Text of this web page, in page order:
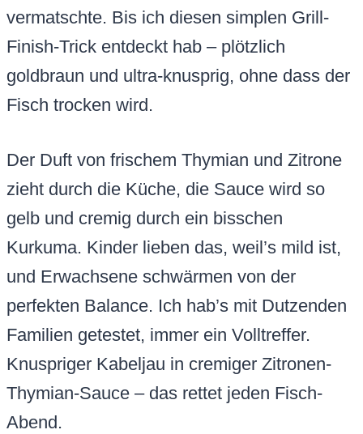
vermatschte. Bis ich diesen simplen Grill-
Finish-Trick entdeckt hab – plötzlich
goldbraun und ultra-knusprig, ohne dass der
Fisch trocken wird.
Der Duft von frischem Thymian und Zitrone
zieht durch die Küche, die Sauce wird so
gelb und cremig durch ein bisschen
Kurkuma. Kinder lieben das, weil’s mild ist,
und Erwachsene schwärmen von der
perfekten Balance. Ich hab’s mit Dutzenden
Familien getestet, immer ein Volltreffer.
Knuspriger Kabeljau in cremiger Zitronen-
Thymian-Sauce – das rettet jeden Fisch-
Abend.